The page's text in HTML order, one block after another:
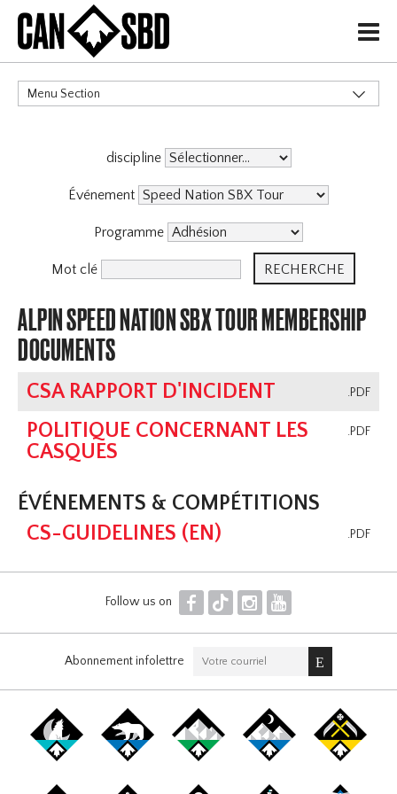
H
Menu Section
Événements & Compétitions
discipline
Événement
Programme
Mot clé
ALPIN SPEED NATION SBX TOUR MEMBERSHIP
DOCUMENTS
.PDF
CSA RAPPORT D'INCIDENT
.PDF
POLITIQUE CONCERNANT LES
CASQUES
ÉVÉNEMENTS & COMPÉTITIONS
.PDF
CS-GUIDELINES (EN)
Follow us on F T I Y
Abonnement infolettre